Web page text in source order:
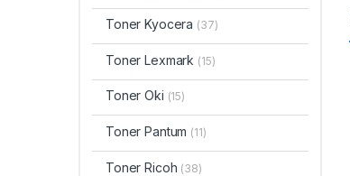
Toner Kyocera (37)
Toner Lexmark (15)
Toner Oki (15)
Toner Pantum (11)
Toner Ricoh (38)